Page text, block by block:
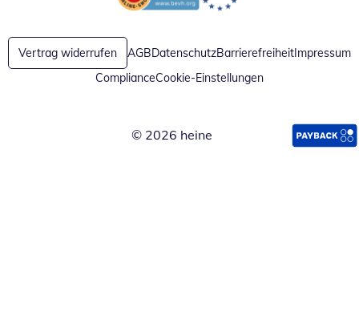
Öffnet in neuem FensterÖffnet in neuem Fenster
Vertrag widerrufen AGBDatenschutzBarrierefreiheitImpressum
ComplianceCookie-Einstellungen
© 2026 heine